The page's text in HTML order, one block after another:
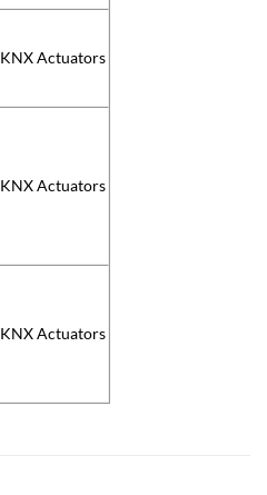
KNX Actuators
KNX Actuators
KNX Actuators